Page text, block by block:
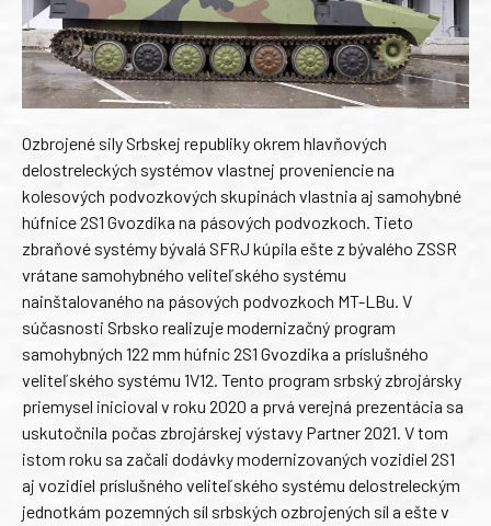
Ozbrojené sily Srbskej republiky okrem hlavňových
delostreleckých systémov vlastnej proveniencie na
kolesových podvozkových skupinách vlastnia aj samohybné
húfnice 2S1 Gvozdika na pásových podvozkoch. Tieto
zbraňové systémy bývalá SFRJ kúpila ešte z bývalého ZSSR
vrátane samohybného veliteľského systému
nainštalovaného na pásových podvozkoch MT-LBu. V
súčasnosti Srbsko realizuje modernizačný program
samohybných 122 mm húfnic 2S1 Gvozdika a príslušného
veliteľského systému 1V12. Tento program srbský zbrojársky
priemysel inicioval v roku 2020 a prvá verejná prezentácia sa
uskutočnila počas zbrojárskej výstavy Partner 2021. V tom
istom roku sa začali dodávky modernizovaných vozidiel 2S1
aj vozidiel príslušného veliteľského systému delostreleckým
jednotkám pozemných síl srbských ozbrojených síl a ešte v